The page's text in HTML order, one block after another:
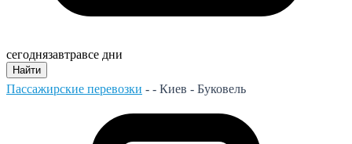
сегоднязавтравсе дни
Найти
Пассажирские перевозки - - Киев - Буковель